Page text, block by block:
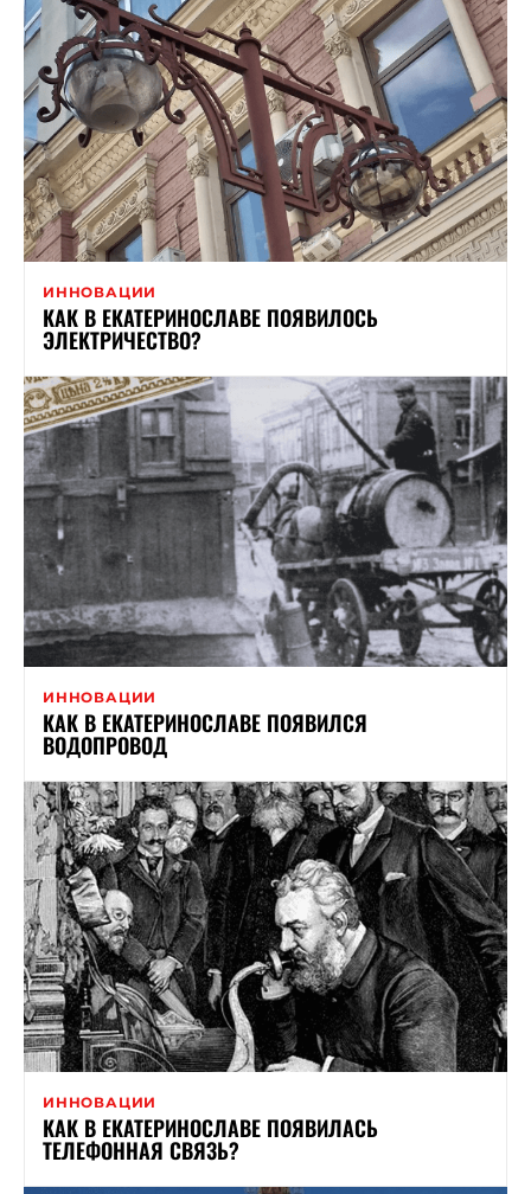
ИННОВАЦИИ
КАК В ЕКАТЕРИНОСЛАВЕ ПОЯВИЛОСЬ
ЭЛЕКТРИЧЕСТВО?
ИННОВАЦИИ
КАК В ЕКАТЕРИНОСЛАВЕ ПОЯВИЛСЯ
ВОДОПРОВОД
ИННОВАЦИИ
КАК В ЕКАТЕРИНОСЛАВЕ ПОЯВИЛАСЬ
ТЕЛЕФОННАЯ СВЯЗЬ?